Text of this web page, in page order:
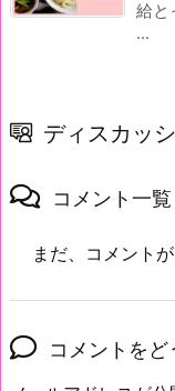
給と
...
ディスカッ
コメント一覧
まだ、コメント
コメントをど